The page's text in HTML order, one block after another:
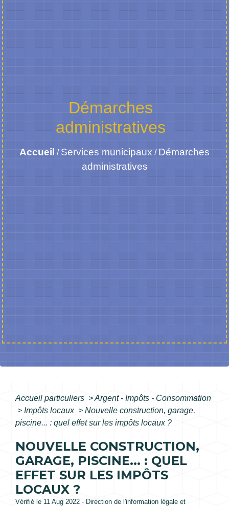
Démarches
administratives
Accueil / Services municipaux / Démarches
administratives
Accueil particuliers >Argent - Impôts - Consommation
> Impôts locaux > Nouvelle construction, garage,
piscine... : quel effet sur les impôts locaux ?
NOUVELLE CONSTRUCTION,
GARAGE, PISCINE... : QUEL
EFFET SUR LES IMPÔTS
LOCAUX ?
Vérifié le 11 Aug 2022 - Direction de l'information légale et